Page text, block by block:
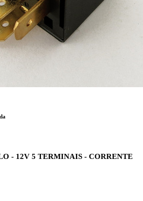
- 12V 5 TERMINAIS - CORRENTE